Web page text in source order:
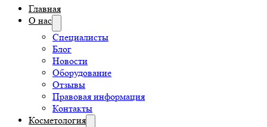
Главная
О нас
Специалисты
Блог
Новости
Оборудование
Отзывы
Правовая информация
Контакты
Косметология